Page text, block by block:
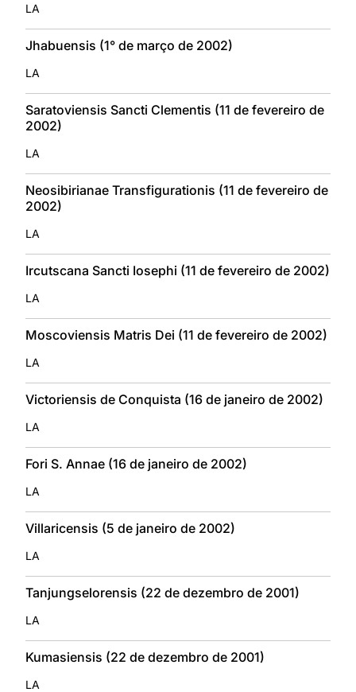
LA
Jhabuensis (1° de março de 2002)
LA
Saratoviensis Sancti Clementis (11 de fevereiro de
2002)
LA
Neosibirianae Transfigurationis (11 de fevereiro de
2002)
LA
Ircutscana Sancti Iosephi (11 de fevereiro de 2002)
LA
Moscoviensis Matris Dei (11 de fevereiro de 2002)
LA
Victoriensis de Conquista (16 de janeiro de 2002)
LA
Fori S. Annae (16 de janeiro de 2002)
LA
Villaricensis (5 de janeiro de 2002)
LA
Tanjungselorensis (22 de dezembro de 2001)
LA
Kumasiensis (22 de dezembro de 2001)
LA